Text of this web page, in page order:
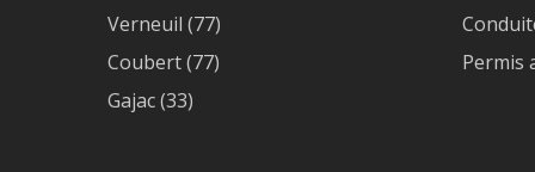
Verneuil (77)
Coubert (77)
Gajac (33)
Permis